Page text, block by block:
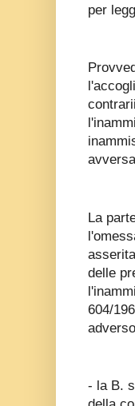
per
La
delle
604/
- la B.